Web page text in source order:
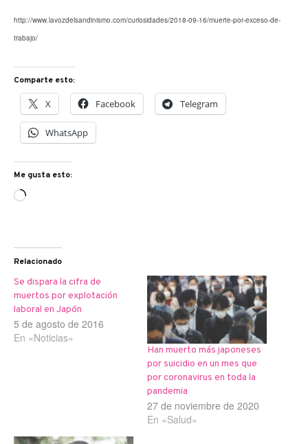
http://www.lavozdelsandinismo.com/curiosidades/2018-09-16/muerte-por-exceso-de-
trabajo/
Comparte esto:
X Facebook Telegram
WhatsApp
Me gusta esto:
Cargando...
Relacionado
Se dispara la cifra de
muertos por explotación
laboral en Japón
5 de agosto de 2016
En «Noticias»
Han muerto más japoneses
por suicidio en un mes que
por coronavirus en toda la
pandemia
27 de noviembre de 2020
En «Salud»